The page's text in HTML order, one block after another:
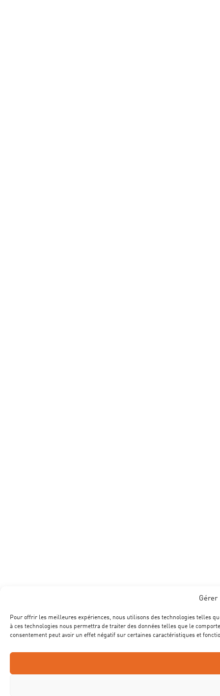
Gérer
Pour offrir les meilleures expériences, nous utilisons des technologies telles
à ces technologies nous permettra de traiter des données telles que le
consentement peut avoir un effet négatif sur certaines caractéristiques et